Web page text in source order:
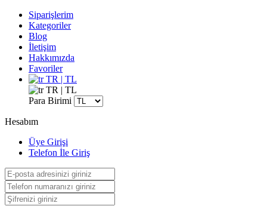
Siparişlerim
Kategoriler
Blog
İletişim
Hakkımızda
Favoriler
TR | TL
TR | TL
Para Birimi
Hesabım
Üye Girişi
Telefon İle Giriş